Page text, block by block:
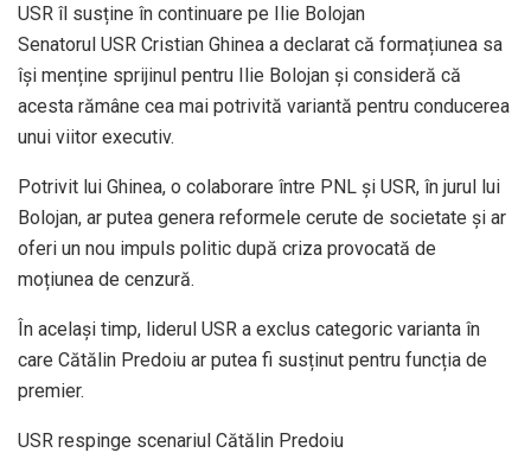
USR îl susține în continuare pe Ilie Bolojan
Senatorul USR Cristian Ghinea a declarat că formațiunea sa
își menține sprijinul pentru Ilie Bolojan și consideră că
acesta rămâne cea mai potrivită variantă pentru conducerea
unui viitor executiv.
Potrivit lui Ghinea, o colaborare între PNL și USR, în jurul lui
Bolojan, ar putea genera reformele cerute de societate și ar
oferi un nou impuls politic după criza provocată de
moțiunea de cenzură.
În același timp, liderul USR a exclus categoric varianta în
care Cătălin Predoiu ar putea fi susținut pentru funcția de
premier.
USR respinge scenariul Cătălin Predoiu